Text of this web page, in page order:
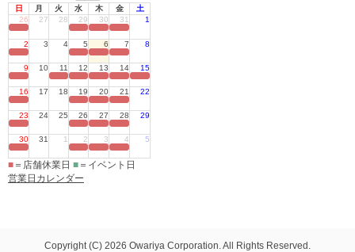
日
月 火 水 木 金
土
26
27 28 29 30 31 1
2 3 4 5 6 7 8
9 10 11 12 13 14 15
16 17 18 19 20 21 22
23 24 25 26 27 28 29
30 31 1 2 3 4 5
■ ＝店舗休業日 ■ ＝イベント日
営業日カレンダー
Copyright (C) 2026 Owariya Corporation. All Rights Reserved.